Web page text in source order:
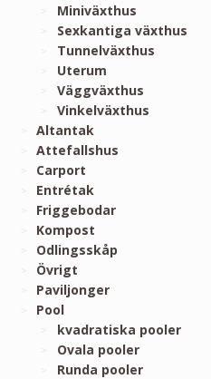
Miniväxthus
Sexkantiga växthus
Tunnelväxthus
Uterum
Väggväxthus
Vinkelväxthus
Altantak
Attefallshus
Carport
Entrétak
Friggebodar
Kompost
Odlingsskåp
Övrigt
Paviljonger
Pool
kvadratiska pooler
Ovala pooler
Runda pooler